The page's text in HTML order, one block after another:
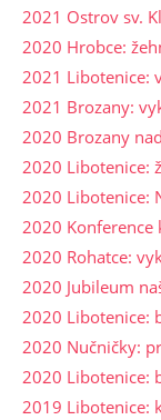
2021 Ostrov sv.
2020 Hrobce:
2021 Libotenice:
2021 Brozany:
2020 Brozany
2020 Libotenice:
2020 Libotenice:
2020 Konference
2020 Rohatce:
2020 Jubileum
2020 Libotenice:
2020 Nučničky:
2020 Libotenice:
2019 Libotenice: